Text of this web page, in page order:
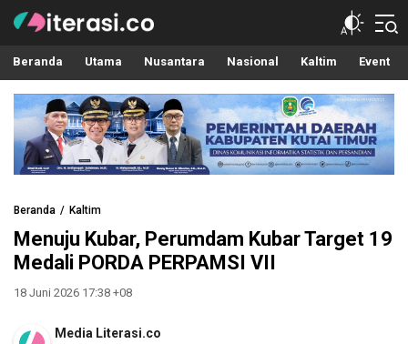
Literasi.co
Pilar Informasi
Beranda Utama Nusantara Nasional Kaltim Event
Beranda Kaltim
Menuju Kubar, Perumdam Kubar Target 19
Medali PORDA PERPAMSI VII
18 Juni 2026 17:38 +08
Media Literasi.co